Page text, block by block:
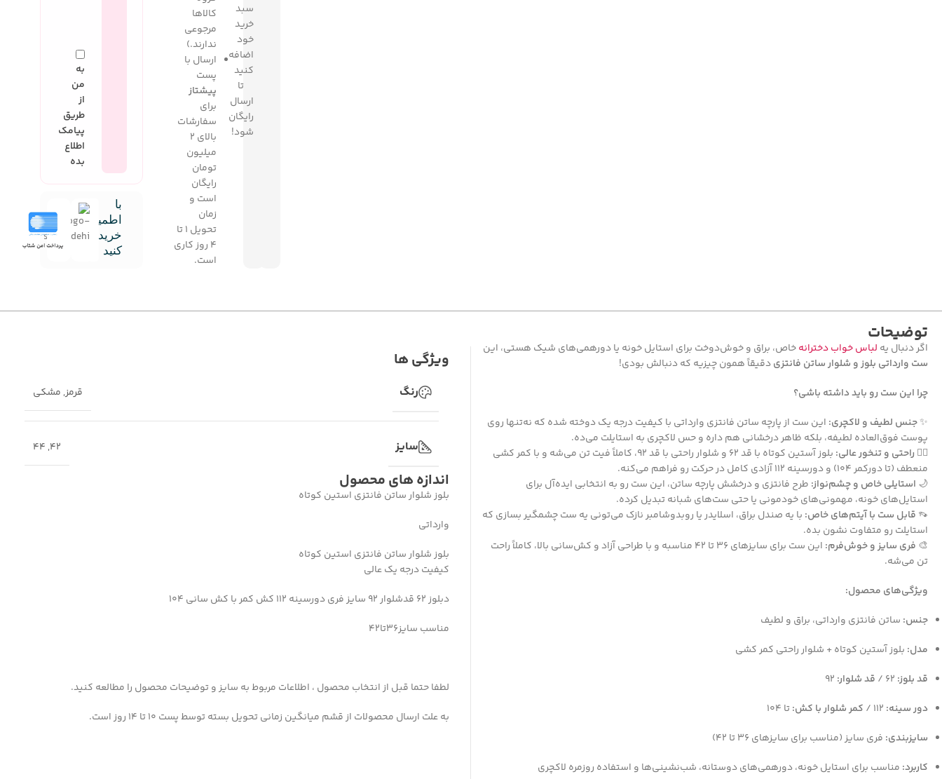
سبد
خرید
خود
اضافه
کنید
تا
ارسال
رایگان
شود!
کالاها
مرجوعی
ندارند.)
ارسال با
پست
پیشتاز
برای
سفارشات
بالای 2
میلیون
تومان
رایگان
است و
زمان
تحویل 1 تا
4 روز کاری
است.
به
من
از
طریق
پیامک
اطلاع
بده
با
اطمینان
خرید
کنید
توضیحات
اگر دنبال یه لباس خواب دخترانهخاص، براق و خوش‌دوخت برای استایل خونه یا دورهمی‌های شیک هستی، این
ست وارداتی بلوز و شلوار ساتن فانتزیدقیقاً همون چیزیه که دنبالش بودی!
چرا این ست رو باید داشته باشی؟
✨جنس لطیف و لاکچری: این ست از پارچه ساتن فانتزی وارداتی با کیفیت درجه یک دوخته شده که نه‌تنها روی
پوست فوق‌العاده لطیفه، بلکه ظاهر درخشانی هم داره و حس لاکچری به استایلت می‌ده.
🧘‍♀️ راحتی و تنخور عالی:
بلوز آستین کوتاه با قد ۶۲ و شلوار راحتی با قد ۹۲، کاملاً فیت تن می‌شه و با کمر کشی
منعطف (تا دورکمر ۱۰۴) و دورسینه ۱۱۲ آزادی کامل در حرکت رو فراهم می‌کنه.
🌙 استایلی خاص و چشم‌نواز: طرح فانتزی و درخشش پارچه ساتن، این ست رو به انتخابی ایده‌آل برای
استایل‌های خونه، مهمونی‌های خودمونی یا حتی ست‌های شبانه تبدیل کرده.
👡 قابل ست با آیتم‌های خاص: با یه صندل براق، اسلایدر یا روبدوشامبر نازک می‌تونی یه ست چشمگیر بسازی که
استایلت رو متفاوت نشون بده.
🎨 فری سایز و خوش‌فرم:
این ست برای سایزهای ۳۶ تا ۴۲ مناسبه و با طراحی آزاد و کش‌سانی بالا، کاملاً راحت
تن می‌شه.
ویژگی‌های محصول:
جنس: ساتن فانتزی وارداتی، براق و لطیف
مدل: بلوز آستین کوتاه + شلوار راحتی کمر کشی
قد بلوز:
قد شلوار:
دور سینه:
کمر شلوار با کش:تا ۱۰۴
سایزبندی: فری سایز (مناسب برای سایزهای ۳۶ تا ۴۲)
کاربرد: مناسب برای استایل خونه، دورهمی‌های دوستانه، شب‌نشینی‌ها و استفاده روزمره لاکچری
ویژگی ها
رنگ قرمز, مشکی
سایز 42
,
44
اندازه های محصول
بلوز شلوار ساتن فانتزی استین کوتاه
وارداتی
بلوز شلوار ساتن فانتزی استین کوتاه
کیفیت درجه یک عالی
دبلوز ۶۲ قدشلوار ۹۲ سایز فری دورسینه ۱۱۲ کش کمر با کش سانی ۱۰۴
مناسب سایز۳۶تا42
لطفا حتما قبل از انتخاب محصول ، اطلاعات مربوط به سایز و توضیحات محصول را مطالعه کنید.
به علت ارسال محصولات از قشم میانگین زمانی تحویل بسته توسط پست 10 تا 14 روز است.